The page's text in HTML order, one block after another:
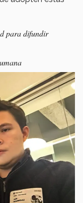
para difundir